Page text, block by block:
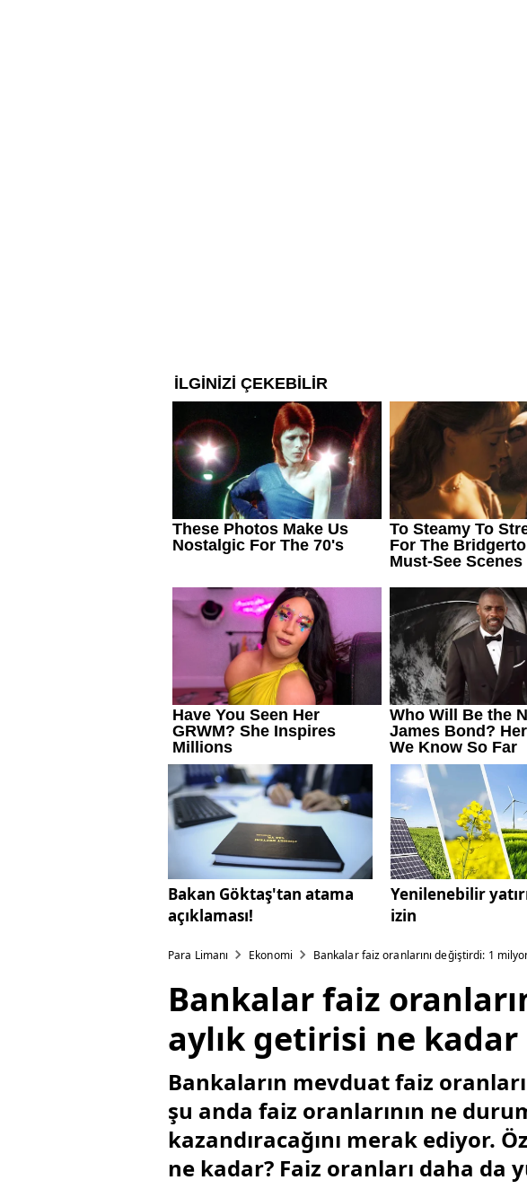
Bakan Göktaş'tan atama
açıklaması!
Yenilenebilir
izin
Para Limanı Ekonomi Bankalar faiz oranlarını değiştirdi: 1
Bankalar faiz
aylık getirisi ne kadar
Bankaların mevduat faiz
şu anda faiz oranlarının ne
kazandıracağını merak ediyor.
ne kadar? Faiz oranları daha da